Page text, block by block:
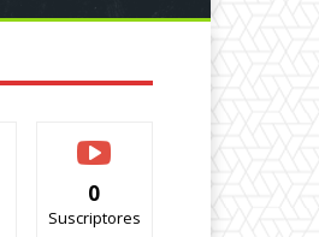
0
Suscriptores